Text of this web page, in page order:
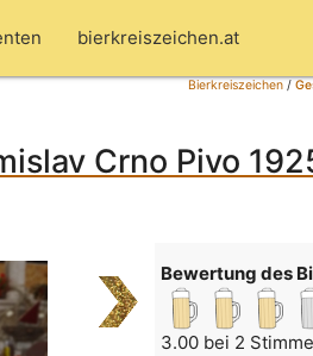
bierkreiszeichen.at
Bierkreiszeichen/
Crno Pivo
Bewertung des
3.00 bei 2